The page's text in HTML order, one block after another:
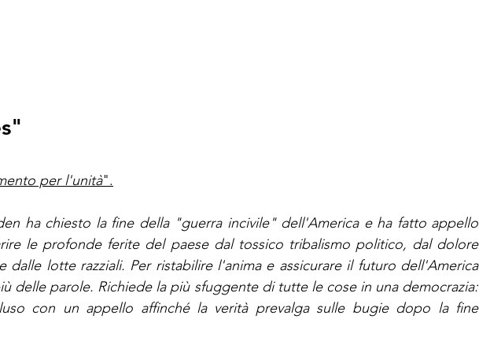
per l'unità".
ha chiesto la fine della "guerra incivile" dell'America e ha fatto appello
le profonde ferite del paese dal tossico tribalismo politico, dal dolore
dalle lotte razziali. Per ristabilire l'anima e assicurare il futuro dell'America
delle parole. Richiede la più sfuggente di tutte le cose in una democrazia:
con un appello affinché la verità prevalga sulle bugie dopo la fine